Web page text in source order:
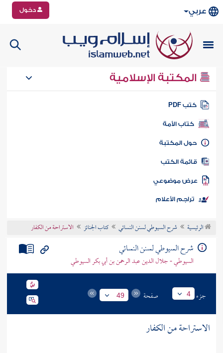
عربي دخول
المكتبة الإسلامية
كتب PDF
كتاب الأمة
المكتبة
الكتب
موضوعي
تراجم الأعلام
الرئيسية شرح السيوطي لسنن النسائي كتاب الجنائز الاستراحة من الكفار
شرح السيوطي لسنن النسائي
السيوطي - جلال الدين عبد الرحمن بن أبي بكر السيوطي
جزء 4 صفحة 49
الاستراحة من الكفار